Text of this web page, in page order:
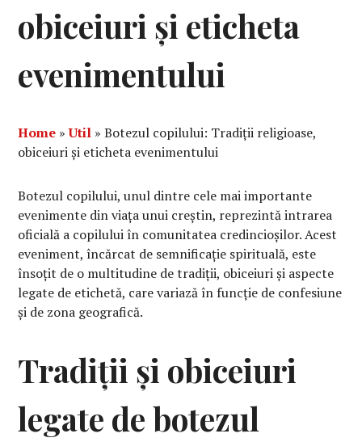
obiceiuri și eticheta
evenimentului
Home »Util »Botezul copilului: Tradiții religioase,
obiceiuri și eticheta evenimentului
Botezul copilului, unul dintre cele mai importante
evenimente din viața unui creștin, reprezintă intrarea
oficială a copilului în comunitatea credincioșilor. Acest
eveniment, încărcat de semnificație spirituală, este
însoțit de o multitudine de tradiții, obiceiuri și aspecte
legate de etichetă, care variază în funcție de confesiune
și de zona geografică.
Tradiții și obiceiuri
legate de botezul